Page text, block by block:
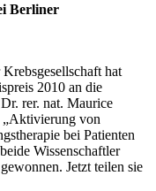
Berliner
hat
2010 an die
rer. nat. Maurice
von
bei Patienten
Wissenschaftler
Jetzt teilen sie